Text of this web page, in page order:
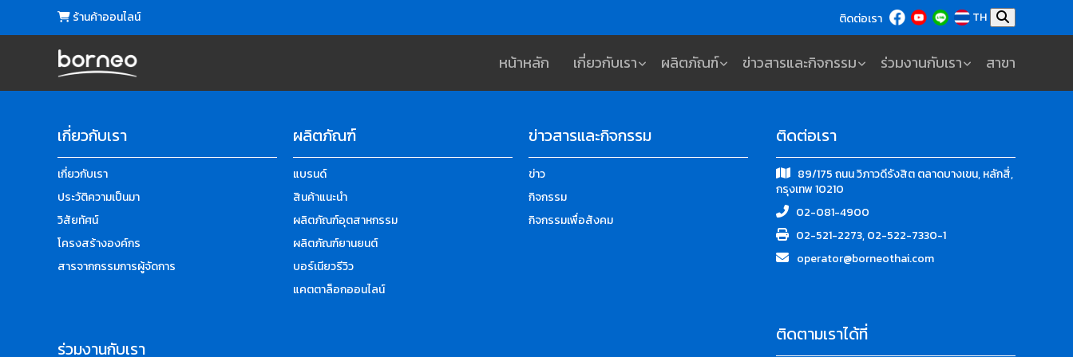
ร้านค้าออนไลน์ ติดต่อเรา TH
หน้าหลัก เกี่ยวกับเรา ผลิตภัณฑ์ ข่าวสารและกิจกรรม ร่วมงานกับเรา สาขา
เกี่ยวกับเรา
เกี่ยวกับเรา
ประวัติความเป็นมา
วิสัยทัศน์
โครงสร้างองค์กร
สารจากกรรมการผู้จัดการ
ผลิตภัณฑ์
แบรนด์
สินค้าแนะนำ
ผลิตภัณฑ์อุตสาหกรรม
ผลิตภัณฑ์ยานยนต์
บอร์เนียวรีวิว
แคตตาล็อกออนไลน์
ข่าวสารและกิจกรรม
ข่าว
กิจกรรม
กิจกรรมเพื่อสังคม
ร่วมงานกับเรา
ติดต่อเรา
89/175 ถนน วิภาวดีรังสิต ตลาดบางเขน, หลักสี่,
กรุงเทพ 10210
02-081-4900
02-521-2273, 02-522-7330-1
operator@borneothai.com
ติดตามเราได้ที่